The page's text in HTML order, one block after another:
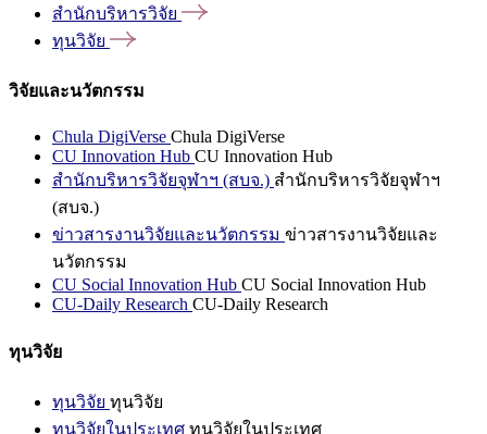
สำนักบริหารวิจัย
ทุนวิจัย
วิจัยและนวัตกรรม
Chula DigiVerse Chula DigiVerse
CU Innovation Hub CU Innovation Hub
สำนักบริหารวิจัยจุฬาฯ (สบจ.) สำนักบริหารวิจัยจุฬาฯ
(สบจ.)
ข่าวสารงานวิจัยและนวัตกรรม ข่าวสารงานวิจัยและ
นวัตกรรม
CU Social Innovation Hub CU Social Innovation Hub
CU-Daily Research CU-Daily Research
ทุนวิจัย
ทุนวิจัย ทุนวิจัย
ทุนวิจัยในประเทศ ทุนวิจัยในประเทศ